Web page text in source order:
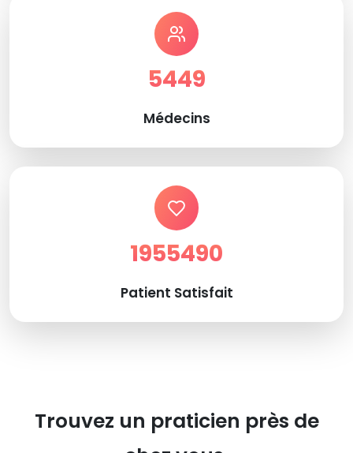
5449
Médecins
1955490
Patient Satisfait
Trouvez un praticien près de